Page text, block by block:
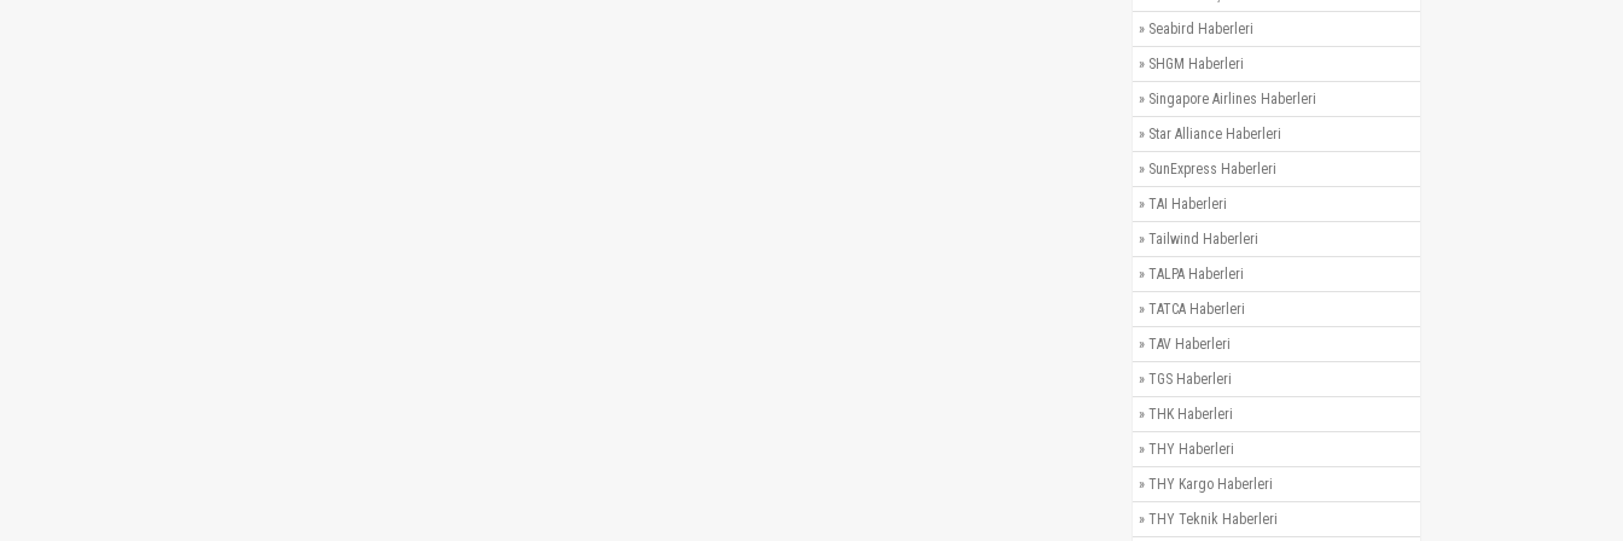
» Seabird Haberleri
» SHGM Haberleri
» Singapore Airlines Haberleri
» Star Alliance Haberleri
» SunExpress Haberleri
» TAI Haberleri
» Tailwind Haberleri
» TALPA Haberleri
» TATCA Haberleri
» TAV Haberleri
» TGS Haberleri
» THK Haberleri
» THY Haberleri
» THY Kargo Haberleri
» THY Teknik Haberleri